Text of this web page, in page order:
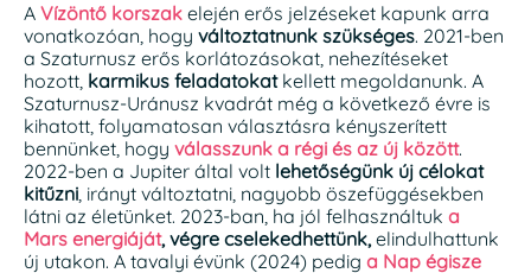
A Vízöntő korszak elején erős jelzéseket kapunk arra
vonatkozóan, hogy változtatnunk szükséges. 2021-ben
a Szaturnusz erős korlátozásokat, nehezítéseket
hozott, karmikus feladatokatkellett megoldanunk. A
Szaturnusz-Uránusz kvadrát még a következő évre is
kihatott, folyamatosan választásra kényszerített
bennünket, hogy válasszunk a régi és az új között.
2022-ben a Jupiter által volt lehetőségünk új célokat
kitűzni, irányt változtatni, nagyobb öszefüggésekben
látni az életünket. 2023-ban, ha jól felhasználtuk a
Mars energiáját, végre cselekedhettünk,elindulhattunk
új utakon. A tavalyi évünk (2024) pedig a Nap égisze